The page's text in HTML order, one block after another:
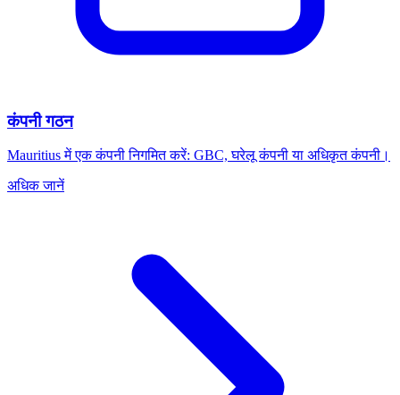
कंपनी गठन
Mauritius में एक कंपनी निगमित करें: GBC, घरेलू कंपनी या अधिकृत कंपनी।
अधिक जानें